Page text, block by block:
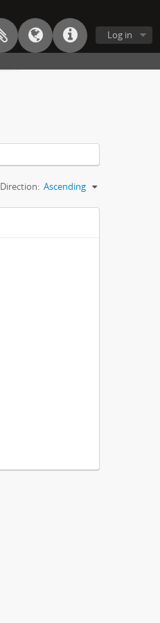
Log in
Direction: Ascending